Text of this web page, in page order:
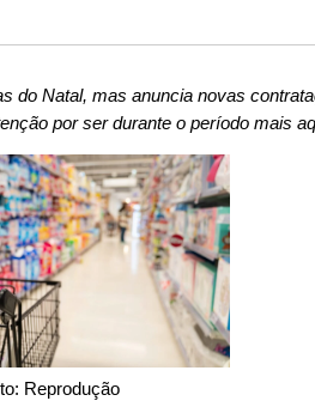
do Natal, mas anuncia novas
por ser durante o período mais
Reprodução